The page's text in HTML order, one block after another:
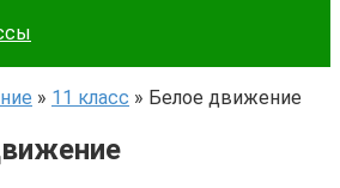
» 11 класс » Белое движение